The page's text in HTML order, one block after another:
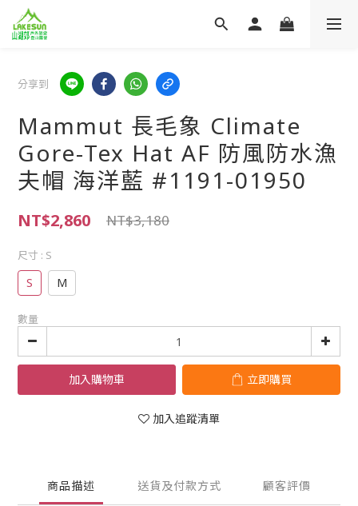
分享到
Mammut 長毛象 Climate
Gore-Tex Hat AF 防風防水漁
夫帽 海洋藍 #1191-01950
NT$2,860 NT$3,180
尺寸 : S
S M
數量
加入購物車 立即購買
加入追蹤清單
商品描述 送貨及付款方式 顧客評價